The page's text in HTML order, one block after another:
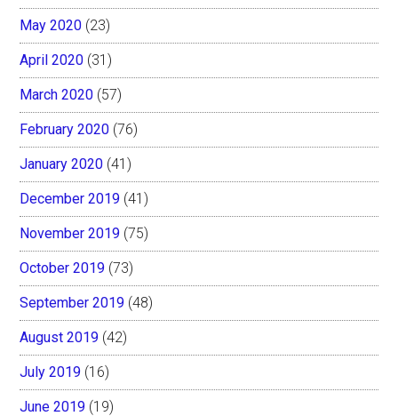
May 2020 (23)
April 2020 (31)
March 2020 (57)
February 2020 (76)
January 2020 (41)
December 2019 (41)
November 2019 (75)
October 2019 (73)
September 2019 (48)
August 2019 (42)
July 2019 (16)
June 2019 (19)